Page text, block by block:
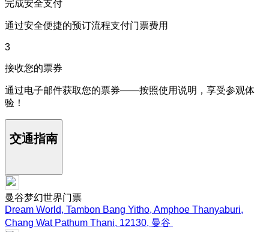
完成安全支付
通过安全便捷的预订流程支付门票费用
3
接收您的票券
通过电子邮件获取您的票券——按照使用说明，享受参观体
验！
交通指南
曼谷梦幻世界门票
Dream World, Tambon Bang Yitho, Amphoe Thanyaburi,
Chang Wat Pathum Thani, 12130, 曼谷